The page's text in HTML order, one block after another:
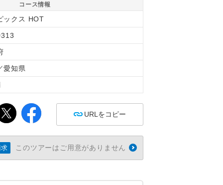
コース情報
ックス HOT
愛知県
URLをコピー
このツアーはご用意がありません